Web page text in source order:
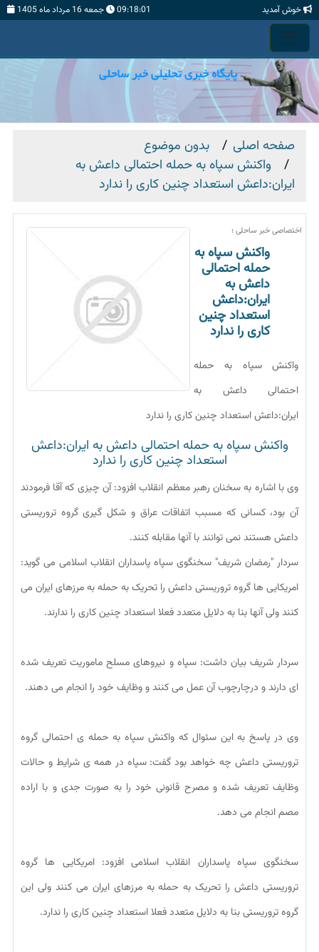
خوش آمدید 09:18:01 جمعه 16 مرداد ماه 1405
صفحه اصلی
بدون موضوع
واکنش سپاه به حمله احتمالی داعش به
ایران:داعش استعداد چنین کاری را ندارد
اختصاصی خبر ساحلی ؛
واکنش سپاه به
حمله احتمالی
داعش به
ایران:داعش
استعداد چنین
کاری را ندارد
واکنش سپاه به حمله
احتمالی داعش به
ایران:داعش استعداد چنین کاری را ندارد
واکنش سپاه به حمله احتمالی داعش به ایران:داعش
استعداد چنین کاری را ندارد
وی با اشاره به سخنان رهبر معظم انقلاب افزود: آن چیزی که آقا فرمودند
آن بود، کسانی که مسبب اتفاقات عراق و شکل گیری گروه تروریستی
داعش هستند نمی توانند با آنها مقابله کنند.
سردار "رمضان شریف" سخنگوی سپاه پاسداران انقلاب اسلامی می گوید:
امریکایی ها گروه تروریستی داعش را تحریک به حمله به مرزهای ایران می
کنند ولی آنها بنا به دلایل متعدد فعلا استعداد چنین کاری را ندارند.
سردار شریف بیان داشت: سپاه و نیروهای مسلح ماموریت تعریف شده
ای دارند و درچارچوب آن عمل می کنند و وظایف خود را انجام می دهند.
وی در پاسخ به این سئوال که واکنش سپاه به حمله ی احتمالی گروه
تروریستی داعش چه خواهد بود گفت: سپاه در همه ی شرایط و حالات
وظایف تعریف شده و مصرح قانونی خود را به صورت جدی و با اراده
مصم انجام می دهد.
سخنگوی سپاه پاسداران انقلاب اسلامی افزود: امریکایی ها گروه
تروریستی داعش را تحریک به حمله به مرزهای ایران می کنند ولی این
گروه تروریستی بنا به دلایل متعدد فعلا استعداد چنین کاری را ندارد.